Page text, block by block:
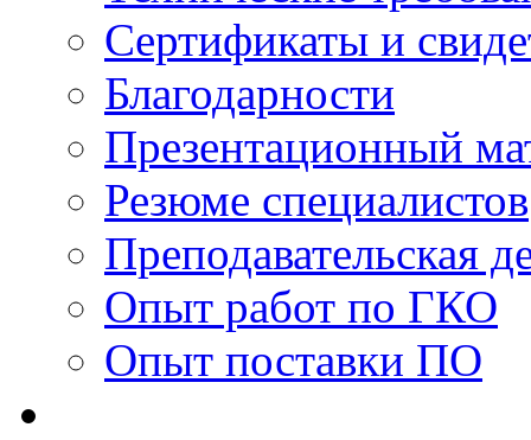
Сертификаты и
Благодарности
Презентационный
Резюме специалистов
Преподавательская
Опыт работ по ГКО
Опыт поставки ПО